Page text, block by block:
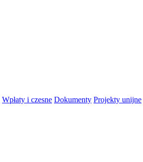
Wpłaty i czesne Dokumenty Projekty unijne